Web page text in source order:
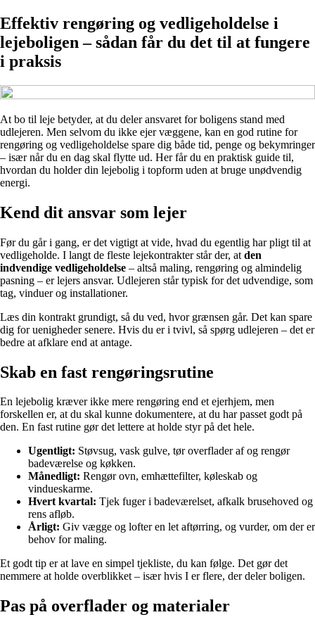
Effektiv rengøring og vedligeholdelse i
lejeboligen – sådan får du det til at fungere
i praksis
At bo til leje betyder, at du deler ansvaret for boligens stand med
udlejeren. Men selvom du ikke ejer væggene, kan en god rutine for
rengøring og vedligeholdelse spare dig både tid, penge og bekymringer
– især når du en dag skal flytte ud. Her får du en praktisk guide til,
hvordan du holder din lejebolig i topform uden at bruge unødvendig
energi.
Kend dit ansvar som lejer
Før du går i gang, er det vigtigt at vide, hvad du egentlig har pligt til at
vedligeholde. I langt de fleste lejekontrakter står der, at den
indvendige vedligeholdelse – altså maling, rengøring og almindelig
pasning – er lejers ansvar. Udlejeren står typisk for det udvendige, som
tag, vinduer og installationer.
Læs din kontrakt grundigt, så du ved, hvor grænsen går. Det kan spare
dig for uenigheder senere. Hvis du er i tvivl, så spørg udlejeren – det er
bedre at afklare end at antage.
Skab en fast rengøringsrutine
En lejebolig kræver ikke mere rengøring end et ejerhjem, men
forskellen er, at du skal kunne dokumentere, at du har passet godt på
den. En fast rutine gør det lettere at holde styr på det hele.
Ugentligt: Støvsug, vask gulve, tør overflader af og rengør
badeværelse og køkken.
Månedligt: Rengør ovn, emhættefilter, køleskab og
vindueskarme.
Hvert kvartal: Tjek fuger i badeværelset, afkalk brusehoved og
rens afløb.
Årligt: Giv vægge og lofter en let aftørring, og vurder, om der er
behov for maling.
Et godt tip er at lave en simpel tjekliste, du kan følge. Det gør det
nemmere at holde overblikket – især hvis I er flere, der deler boligen.
Pas på overflader og materialer